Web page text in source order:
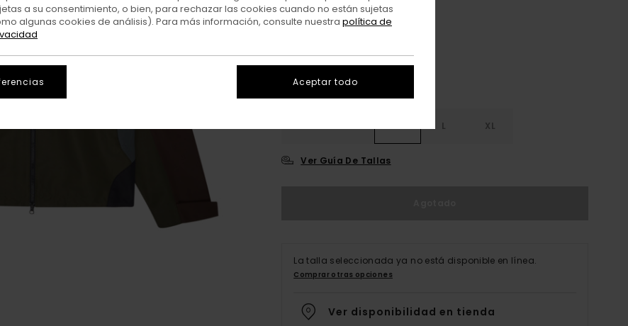
ColorMulticolor
L XL
Ver Guía De Tallas
La talla seleccionada ya no está disponible en línea.
Comprar otras opciones
Ver disponibilidad en tienda
a su consentimiento, o bien, para rechazar las cookies cuando no están sujetas
algunas cookies de análisis). Para más información, consulte nuestra política de
Aceptar todo